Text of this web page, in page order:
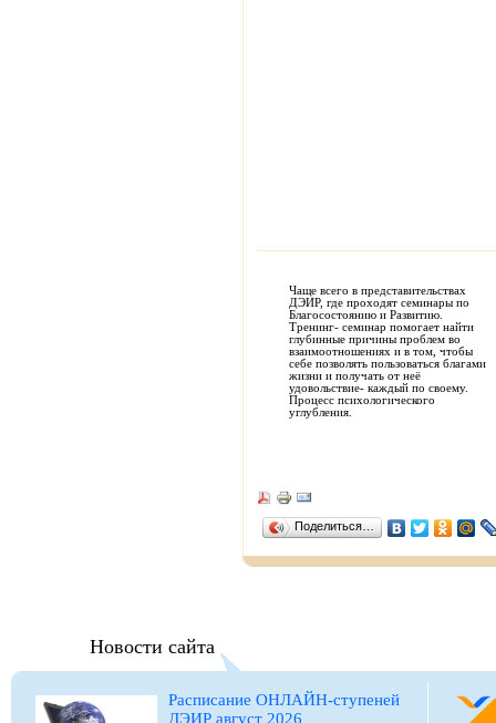
Чаще всего в представительствах
ДЭИР, где проходят семинары по
Благосостоянию и Развитию.
Тренинг- семинар помогает найти
глубинные причины проблем во
взаимоотношениях и в том, чтобы
себе позволять пользоваться благами
жизни и получать от неё
удовольствие- каждый по своему.
Процесс психологического
углубления.
Поделиться…
Новости сайта
Расписание ОНЛАЙН-ступеней
ДЭИР август 2026